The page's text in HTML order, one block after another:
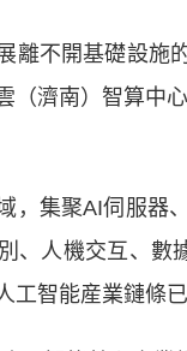
不開基礎設施的
（濟南）智算中
集聚AI伺服器、
、人機交互、數
工智能産業鏈條已